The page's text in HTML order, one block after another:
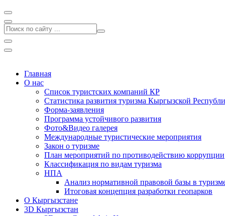
Главная
О нас
Список туристских компаний КР
Статистика развития туризма Кыргызской
Форма-заявления
Программа устойчивого развития
Фото&Видео галерея
Международные туристические мероприятия
Закон о туризме
План мероприятий по противодействию коррупции
Классификация по видам туризма
НПА
Анализ нормативной правовой базы в
Итоговая концепция разработки геопарков
О Кыргызстане
3D Кыргызстан